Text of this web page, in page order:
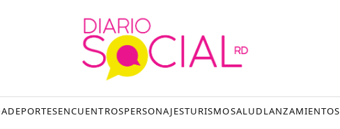
DEPORTESENCUENTROSPERSONAJESTURISMOSALUDLANZAMIENTOS